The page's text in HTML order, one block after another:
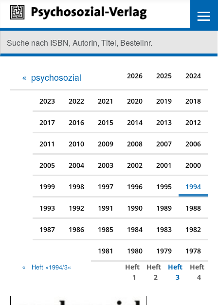
psychosozial 2026 2025 2024
2023 2022 2021 2020 2019 2018
2017 2016 2015 2014 2013 2012
2011 2010 2009 2008 2007 2006
2005 2004 2003 2002 2001 2000
1999 1998 1997 1996 1995 1994
1993 1992 1991 1990 1989 1988
1987 1986 1985 1984 1983 1982
1981 1980 1979 1978
Heft »1994/3«
Heft
1
Heft
2
Heft
3
Heft
4
≡